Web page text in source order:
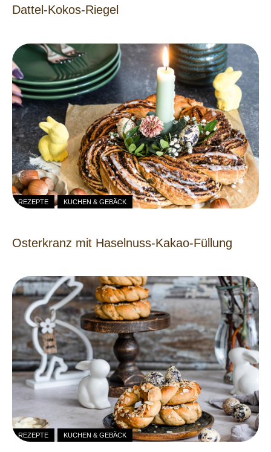
Dattel-Kokos-Riegel
REZEPTE KUCHEN & GEBÄCK
Osterkranz mit Haselnuss-Kakao-Füllung
REZEPTE KUCHEN & GEBÄCK